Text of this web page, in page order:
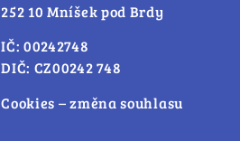
252 10 Mníšek pod Brdy
IČ: 00242748
DIČ: CZ00242 748
Cookies – změna souhlasu